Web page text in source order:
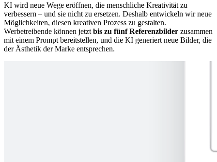
KI wird neue Wege eröffnen, die menschliche Kreativität zu
verbessern – und sie nicht zu ersetzen. Deshalb entwickeln wir neue
Möglichkeiten, diesen kreativen Prozess zu gestalten.
Werbetreibende können jetzt bis zu fünf Referenzbilder zusammen
mit einem Prompt bereitstellen, und die KI generiert neue Bilder, die
der Ästhetik der Marke entsprechen.